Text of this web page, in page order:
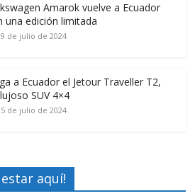
Amarok vuelve a Ecuador
una edición limitada
de julio de 2024
a Ecuador el Jetour Traveller T2,
SUV 4×4
de julio de 2024
aquí!